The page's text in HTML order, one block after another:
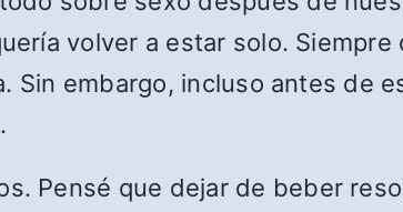
volver a estar solo.
Sin embargo, incluso antes de
Pensé que dejar de beber